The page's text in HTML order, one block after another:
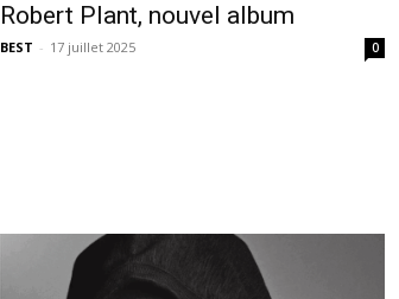
Robert Plant, nouvel album
BEST - 17 juillet 2025 0